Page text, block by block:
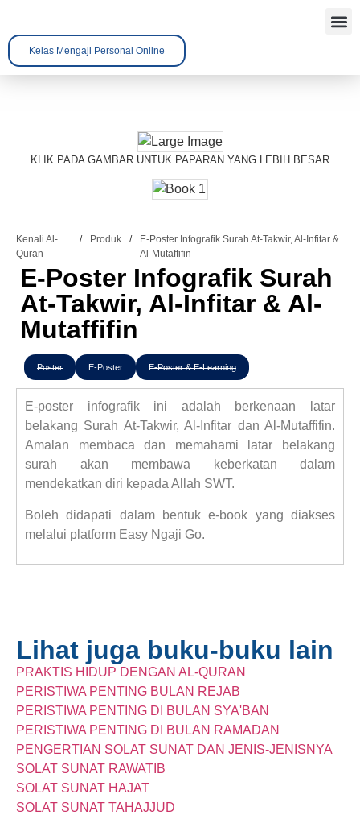
Kelas Mengaji Personal Online
KLIK PADA GAMBAR UNTUK PAPARAN YANG LEBIH BESAR
Kenali Al-
Quran
/ Produk /
E-Poster Infografik Surah At-Takwir, Al-Infitar &
Al-Mutaffifin
E-Poster Infografik Surah
At-Takwir, Al-Infitar & Al-
Mutaffifin
Poster E-Poster E-Poster & E-Learning
E-poster infografik ini adalah berkenaan latar
belakang Surah At-Takwir, Al-Infitar dan Al-Mutaffifin.
Amalan membaca dan memahami latar belakang
surah akan membawa keberkatan dalam
mendekatkan diri kepada Allah SWT.
Boleh didapati dalam bentuk e-book yang diakses
melalui platform Easy Ngaji Go.
Lihat juga buku-buku lain
PRAKTIS HIDUP DENGAN AL-QURAN
PERISTIWA PENTING BULAN REJAB
PERISTIWA PENTING DI BULAN SYA'BAN
PERISTIWA PENTING DI BULAN RAMADAN
PENGERTIAN SOLAT SUNAT DAN JENIS-JENISNYA
SOLAT SUNAT RAWATIB
SOLAT SUNAT HAJAT
SOLAT SUNAT TAHAJJUD